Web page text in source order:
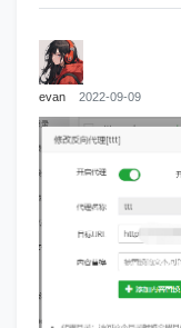
evan 2022-09-09